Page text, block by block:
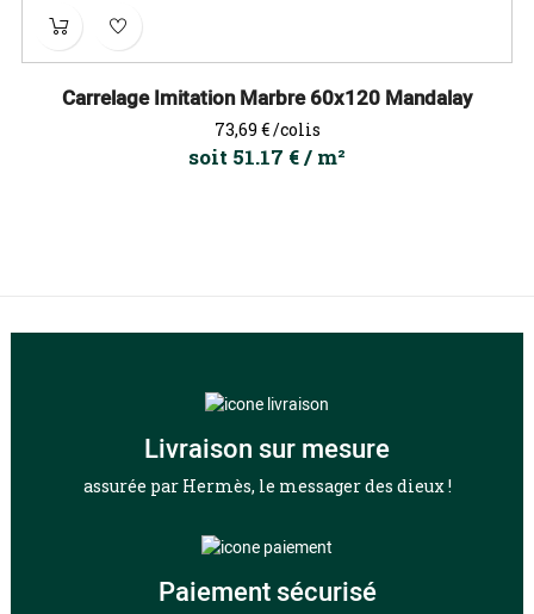
Carrelage Imitation Marbre 60x120 Mandalay
Prix
73,69 €/colis
soit 51.17 € / m²
Livraison sur mesure
assurée par Hermès, le messager des dieux !
Paiement sécurisé